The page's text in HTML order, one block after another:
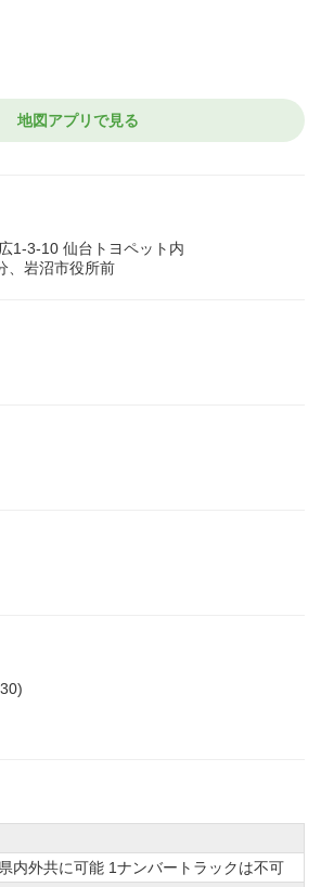
地図アプリで見る
1-3-10 仙台トヨペット内
、岩沼市役所前
外共に可能 1ナンバートラックは不可